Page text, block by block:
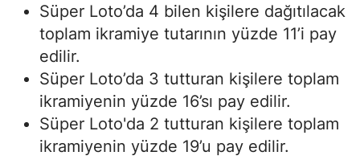
Süper Loto’da 4 bilen kişilere dağıtılacak
toplam ikramiye tutarının yüzde 11’i pay
edilir.
Süper Loto’da 3 tutturan kişilere toplam
ikramiyenin yüzde 16’sı pay edilir.
Süper Loto'da 2 tutturan kişilere toplam
ikramiyenin yüzde 19’u pay edilir.